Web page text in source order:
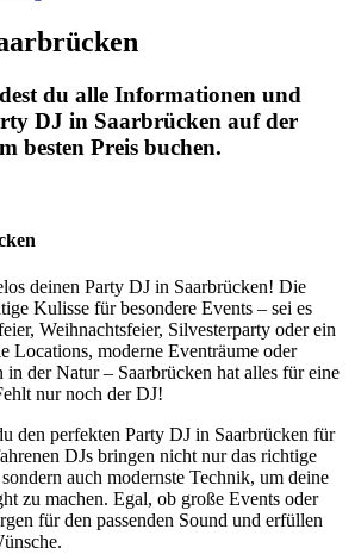
du alle Informationen und
DJ in Saarbrücken auf der
besten Preis buchen.
deinen Party DJ in Saarbrücken! Die
Kulisse für besondere Events – sei es
Weihnachtsfeier, Silvesterparty oder ein
Locations, moderne Eventräume oder
der Natur – Saarbrücken hat alles für eine
nur noch der DJ!
den perfekten Party DJ in Saarbrücken für
DJs bringen nicht nur das richtige
auch modernste Technik, um deine
zu machen. Egal, ob große Events oder
für den passenden Sound und erfüllen